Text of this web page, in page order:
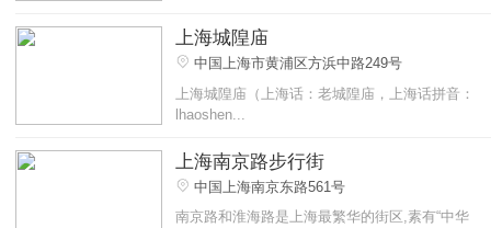
上海城隍庙
中国上海市黄浦区方浜中路249号
上海城隍庙（上海话：老城隍庙，上海话拼音：
lhaoshen...
上海南京路步行街
中国上海南京东路561号
南京路和淮海路是上海最繁华的街区,素有“中华